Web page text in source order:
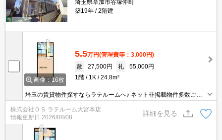
埼玉県草加市谷塚仲町
築19年
2階建
画像：16枚
5.5万円(管理費等：3,000円)
敷
27,500円 礼
55,000円
1階
1K 24.8m²
埼玉の賃貸物件探すならラテルームへ♪ ネット非掲載物件多数ござ
います！ 【入居審査不安な方】【初期安物件】【クレジット決済
可】ご相談ください！！ ※仲介手数料 無料※『ご来店初めてのお
客様・当物件を契約に限る』
株式会社ＯＳ ラテルーム大宮本店
情報更新日 2026/08/08
詳細を見る